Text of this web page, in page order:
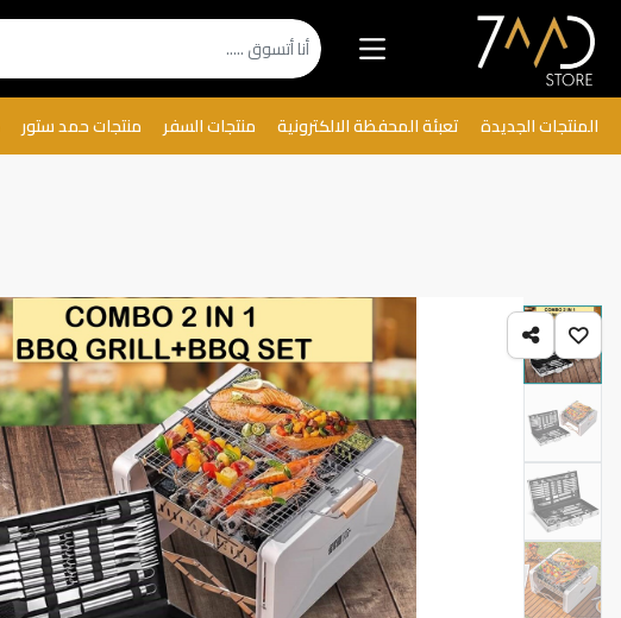
المنتجات الجديدة تعبئة المحفظة الالكترونية منتجات السفر منتجات حمد ستور